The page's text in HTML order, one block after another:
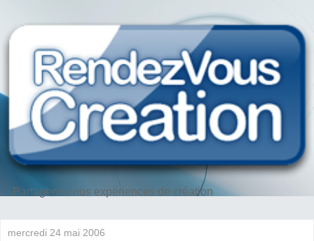
Partageons nos expériences de création
mercredi 24 mai 2006